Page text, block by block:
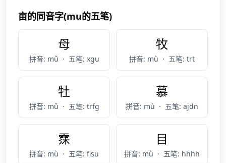
亩的同音字(mu的五笔)
母
拼音: mǔ · 五笔: xgu
牧
拼音: mù · 五笔: trt
牡
拼音: mǔ · 五笔: trfg
慕
拼音: mù · 五笔: ajdn
霂
拼音: mù · 五笔: fisu
目
拼音: mù · 五笔: hhhh